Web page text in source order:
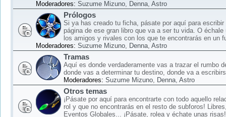
Moderadores: Suzume Mizuno, Denna, Astro
Prólogos
Si ya has creado tu ficha, pásate por aquí para escribir
página de ese gran libro que va a ser tu vida. O
los amigos y rivales con los que te encontrarás en un
Moderadores: Suzume Mizuno, Denna, Astro
Tramas
Aquí es donde verdaderamente vas a trazar el rumbo
donde vas a determinar tu destino, donde va a
Moderadores: Suzume Mizuno, Denna, Astro
Otros temas
¡Pásate por aquí para encontrarte con todo aquello
rol y que no encontrarás en el resto de subforos!
Eventos Globales... ¡Pásate, rolea y échate unas risas!